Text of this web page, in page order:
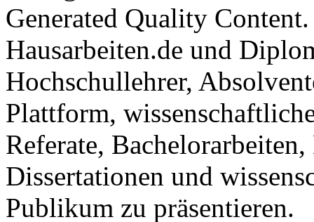
Publikum zu präsentieren.
Kostenfreie
Diplomarbeit,
Referatjetzt
Folgen Sie GRIN auf